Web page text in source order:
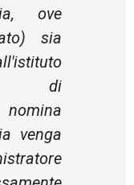
ove
sia
di
venga